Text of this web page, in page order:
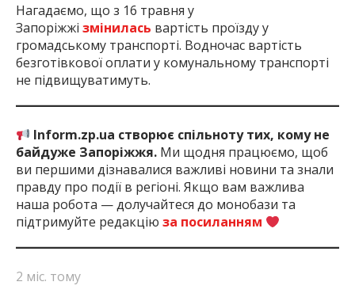
Нагадаємо, що з 16 травня у
Запоріжжі змінилась вартість проїзду у
громадському транспорті. Водночас вартість
безготівкової оплати у комунальному транспорті
не підвищуватимуть.
Inform.zp.ua створює спільноту тих, кому не
байдуже Запоріжжя. Ми щодня працюємо, щоб
ви першими дізнавалися важливі новини та знали
правду про події в регіоні. Якщо вам важлива
наша робота — долучайтеся до монобази та
підтримуйте редакцію за посиланням
2 міс. тому